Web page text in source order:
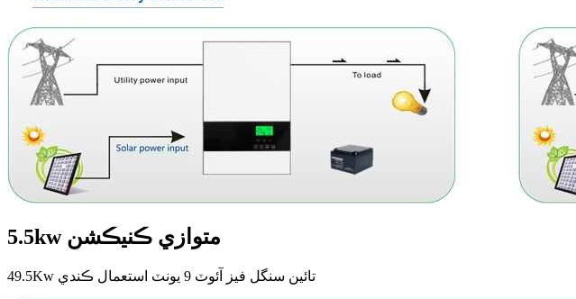
5.5kw متوازي ڪنيڪشن
49.5Kw تائين سنگل فيز آئوٽ 9 يونٽ استعمال ڪندي